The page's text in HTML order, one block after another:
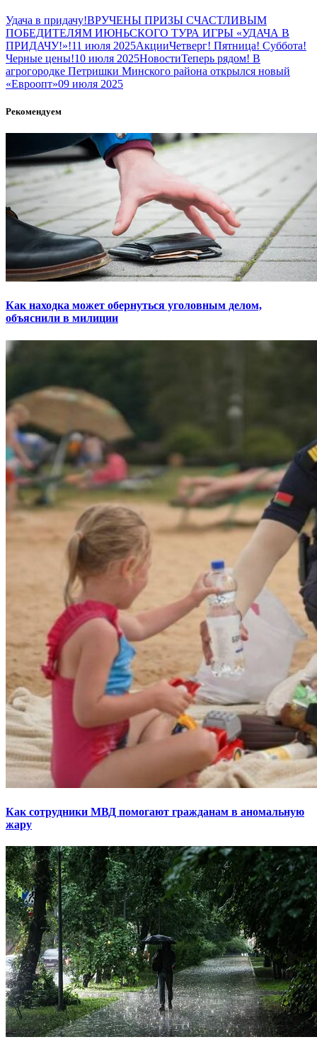
Удача в придачу!ВРУЧЕНЫ ПРИЗЫ СЧАСТЛИВЫМ
ПОБЕДИТЕЛЯМ ИЮНЬСКОГО ТУРА ИГРЫ «УДАЧА В
ПРИДАЧУ!»!11 июля 2025АкцииЧетверг! Пятница! Суббота!
Черные цены!10 июля 2025НовостиТеперь рядом! В
агрогородке Петришки Минского района открылся новый
«Евроопт»09 июля 2025
Рекомендуем
Как находка может обернуться уголовным делом,
объяснили в милиции
Как сотрудники МВД помогают гражданам в аномальную
жару